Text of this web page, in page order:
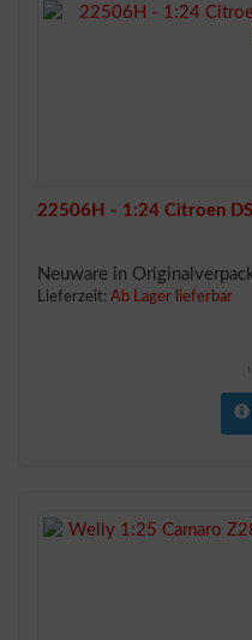
22506H - 1:24 Citroen
Neuware in
Lieferzeit: Ab Lager lieferbar